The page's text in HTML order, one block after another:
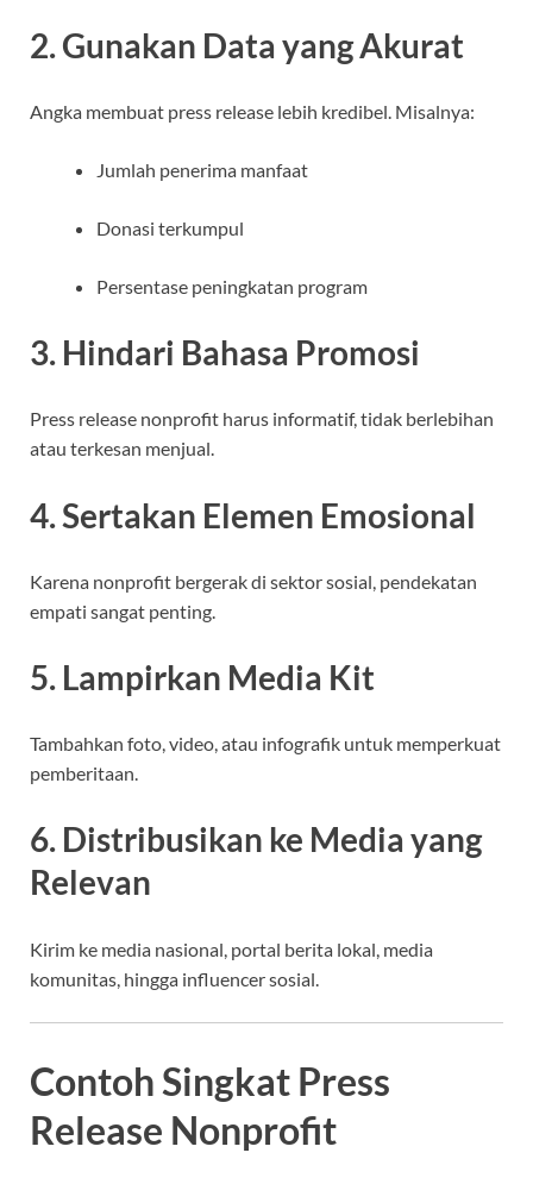
2. Gunakan Data yang Akurat
Angka membuat press release lebih kredibel. Misalnya:
Jumlah penerima manfaat
Donasi terkumpul
Persentase peningkatan program
3. Hindari Bahasa Promosi
Press release nonprofit harus informatif, tidak berlebihan
atau terkesan menjual.
4. Sertakan Elemen Emosional
Karena nonprofit bergerak di sektor sosial, pendekatan
empati sangat penting.
5. Lampirkan Media Kit
Tambahkan foto, video, atau infografik untuk memperkuat
pemberitaan.
6. Distribusikan ke Media yang
Relevan
Kirim ke media nasional, portal berita lokal, media
komunitas, hingga influencer sosial.
Contoh Singkat Press
Release Nonprofit